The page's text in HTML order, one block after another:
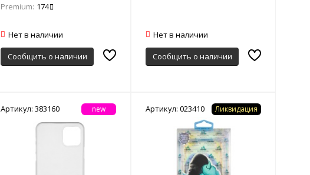
Premium: 174
Нет в наличии
Сообщить о наличии
Нет в наличии
Сообщить о наличии
Артикул: 383160 new Артикул: 023410 Ликвидация